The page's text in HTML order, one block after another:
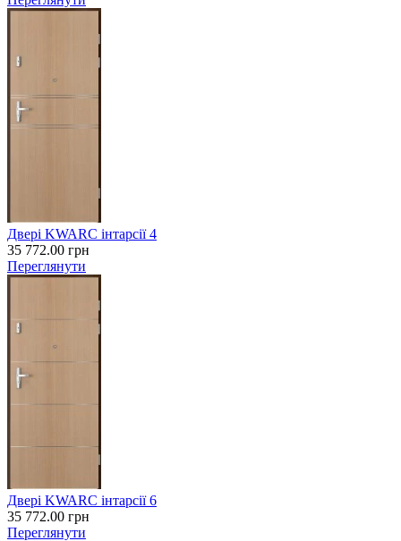
Двері KWARC інтарсії 4
35 772.00 грн
Переглянути
Двері KWARC інтарсії 6
35 772.00 грн
Переглянути